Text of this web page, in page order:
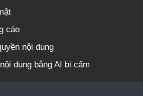
cáo
nội dung
dung bằng AI bị cấm